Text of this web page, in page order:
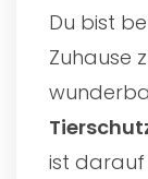
Du bist
Zuhause
ist darauf